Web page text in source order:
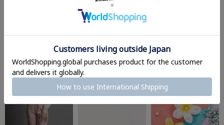
メタルシルバーリング/
ウィング
330(税込)
ラップ/ハムスター/#平
成女児
¥110
ーヘアクリップ/リボン
クラウン